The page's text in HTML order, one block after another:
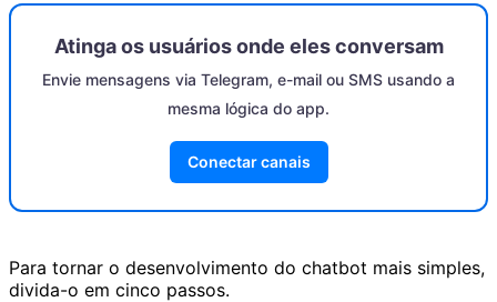
Atinga os usuários onde eles conversam
Envie mensagens via Telegram, e-mail ou SMS usando a
mesma lógica do app.
Conectar canais
Para tornar o desenvolvimento do chatbot mais simples,
divida-o em cinco passos.